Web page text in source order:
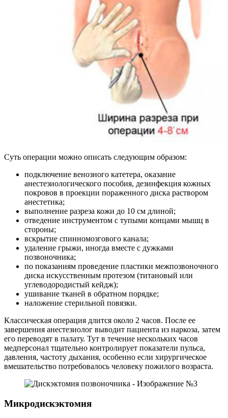
Суть операции можно описать следующим образом:
подключение венозного катетера, оказание
анестезиологического пособия, дезинфекция кожных
покровов в проекции пораженного диска раствором
анестетика;
выполнение разреза кожи до 10 см длиной;
отведение инструментом с тупыми концами мышц в
стороны;
вскрытие спинномозгового канала;
удаление грыжи, иногда вместе с дужками
позвоночника;
по показаниям проведение пластики межпозвоночного
диска искусственным протезом (титановый или
углеводородистый кейдж);
ушивание тканей в обратном порядке;
наложение стерильной повязки.
Классическая операция длится около 2 часов. После ее
завершения анестезиолог выводит пациента из наркоза, затем
его переводят в палату. Тут в течение нескольких часов
медперсонал тщательно контролирует показатели пульса,
давления, частоту дыхания, особенно если хирургическое
вмешательство потребовалось человеку пожилого возраста.
Микродискэктомия